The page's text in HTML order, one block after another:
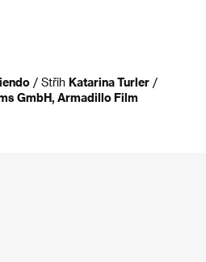
/ Střih Katarina Turler /
GmbH, Armadillo Film